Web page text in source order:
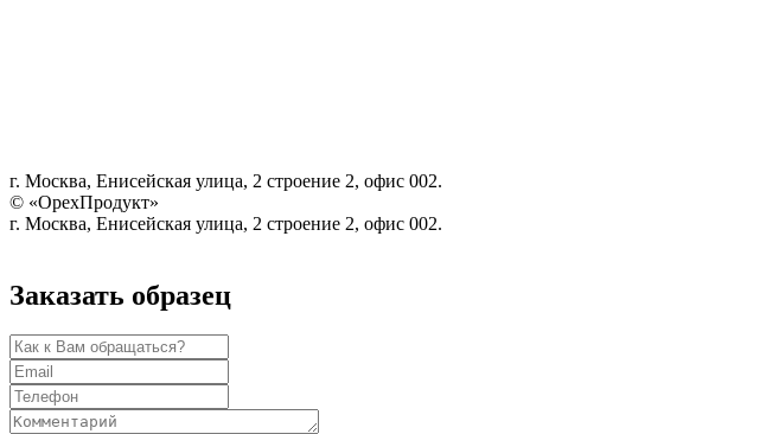
г. Москва, Енисейская улица, 2 строение 2, офис 002.
© «ОрехПродукт»
г. Москва, Енисейская улица, 2 строение 2, офис 002.
Заказать образец